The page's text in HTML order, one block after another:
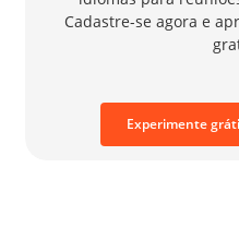
Cadastre-se agora e
Experimente